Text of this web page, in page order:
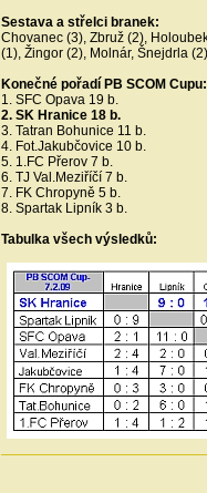
Sestava a střelci branek:
Chovanec (3), Zbruž (2),
(1), Žingor (2), Molnár, Šnejdrla
Konečné pořadí PB SCOM Cupu:
1. SFC Opava 19 b.
2. SK Hranice 18 b.
3. Tatran Bohunice 11 b.
4. Fot.Jakubčovice 10 b.
5. 1.FC Přerov 7 b.
6. TJ Val.Meziříčí 7 b.
7. FK Chropyně 5 b.
8. Spartak Lipník 3 b.
Tabulka všech výsledků: